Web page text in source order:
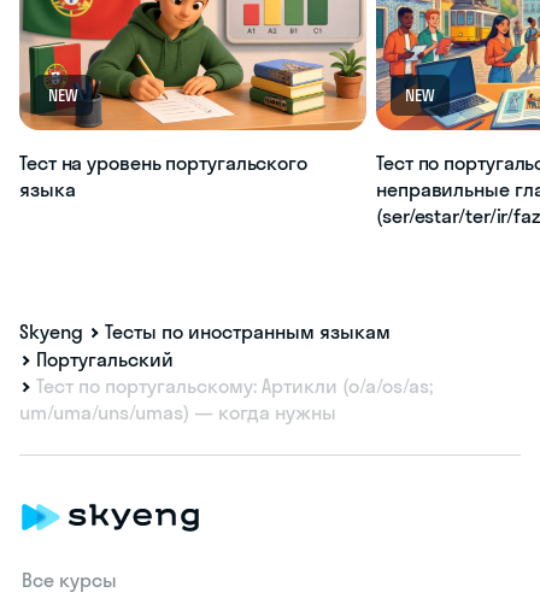
NEW
Тест на уровень португальского
языка
NEW
Тест по
неправильные
(ser/estar/ter/ir/
Skyeng
Тесты по иностранным языкам
Португальский
Тест по португальскому: Артикли (o/a/os/as;
um/uma/uns/umas) — когда нужны
Все курсы